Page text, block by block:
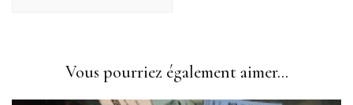
Vous pourriez également aimer...